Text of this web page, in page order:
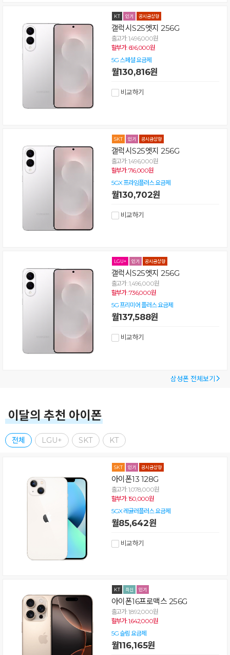
갤럭시S25엣지 256G
출고가: 1,496,000원
할부가: 696,000원
5G 스페셜 요금제
월130,816원
비교하기
갤럭시S25엣지 256G
출고가: 1,496,000원
할부가: 716,000원
5GX 프라임플러스 요금제
월130,702원
비교하기
갤럭시S25엣지 256G
출고가 : 1,496,000원
할부가 : 736,000원
5G 프리미어 플러스 요금제
월137,588원
비교하기
삼성폰 전체보기
이달의 추천 아이폰
전체 LGU+ SKT KT
아이폰13 128G
출고가: 1,078,000원
할부가: 150,000원
5GX 레귤러플러스 요금제
월85,642원
비교하기
아이폰16프로맥스 256G
출고가: 1,892,000원
할부가: 1,642,000원
5G 슬림 요금제
월116,165원